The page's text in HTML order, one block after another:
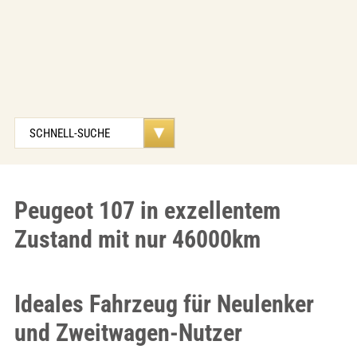
Peugeot 107 in exzellentem
Zustand mit nur 46000km
Ideales Fahrzeug für Neulenker
und Zweitwagen-Nutzer